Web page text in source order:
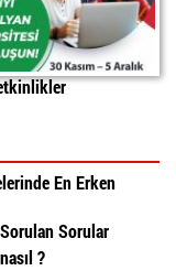
En Erken
Sorulan Sorular
?